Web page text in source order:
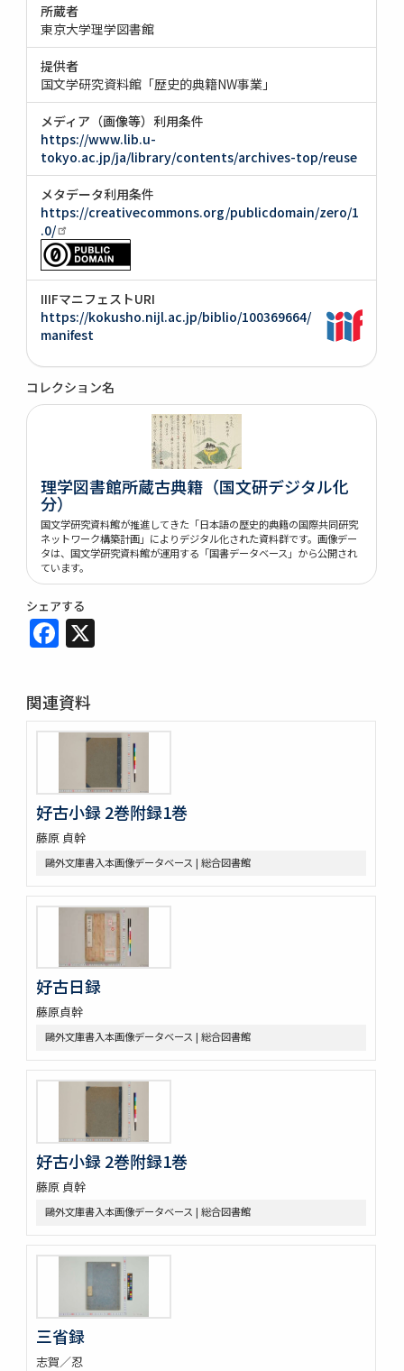
所蔵者
東京大学理学図書館
提供者
国文学研究資料館「歴史的典籍NW事業」
メディア（画像等）利用条件
https://www.lib.u-
tokyo.ac.jp/ja/library/contents/archives-top/reuse
メタデータ利用条件
https://creativecommons.org/publicdomain/zero/1
.0/
IIIFマニフェストURI
https://kokusho.nijl.ac.jp/biblio/100369664/
manifest
コレクション名
理学図書館所蔵古典籍（国文研デジタル化
分）
国文学研究資料館が推進してきた「日本語の歴史的典籍の国際共同研究
ネットワーク構築計画」によりデジタル化された資料群です。画像デー
タは、国文学研究資料館が運用する「国書データベース」から公開され
ています。
シェアする
Facebook
関連資料
好古小録 2巻附録1巻
藤原 貞幹
鷗外文庫書入本画像データベース | 総合図書館
好古日録
藤原貞幹
鷗外文庫書入本画像データベース | 総合図書館
好古小録 2巻附録1巻
藤原 貞幹
鷗外文庫書入本画像データベース | 総合図書館
三省録
志賀／忍